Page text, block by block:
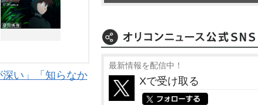
深い」「知らなか
最新情報を配信中！
Xで受け取る